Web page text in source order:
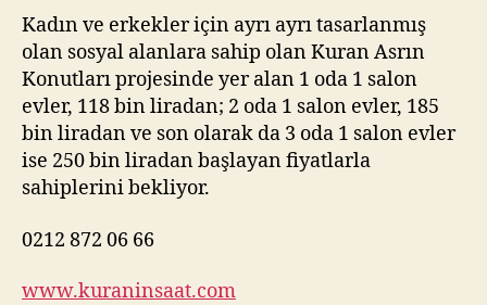
Kadın ve erkekler için ayrı ayrı tasarlanmış
olan sosyal alanlara sahip olan Kuran Asrın
Konutları projesinde yer alan 1 oda 1 salon
evler, 118 bin liradan; 2 oda 1 salon evler, 185
bin liradan ve son olarak da 3 oda 1 salon evler
ise 250 bin liradan başlayan fiyatlarla
sahiplerini bekliyor.
0212 872 06 66
www.kuraninsaat.com